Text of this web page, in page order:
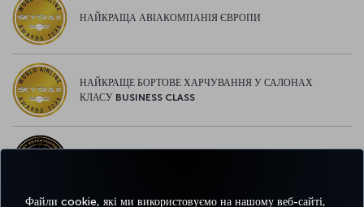
Файли cookie, які ми використовуємо на нашому веб-сайті,
НАЙКРАЩА АВІАКОМПАНІЯ ЄВРОПИ
НАЙКРАЩЕ БОРТОВЕ ХАРЧУВАННЯ У САЛОНАХ
КЛАСУ BUSINESS CLASS